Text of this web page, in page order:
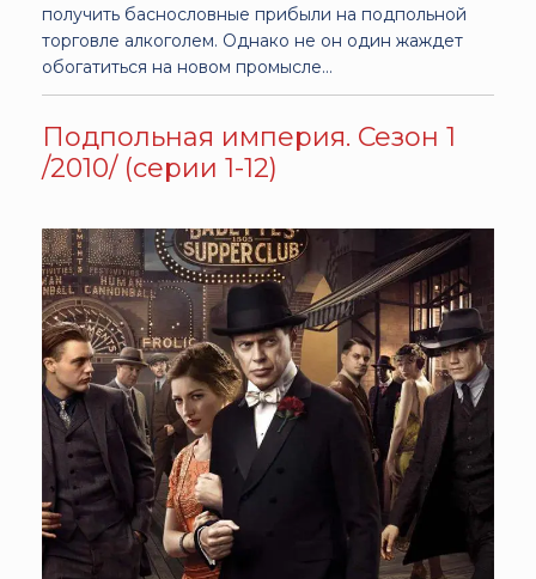
получить баснословные прибыли на подпольной
торговле алкоголем. Однако не он один жаждет
обогатиться на новом промысле…
Подпольная империя. Сезон 1
/2010/ (серии 1-12)